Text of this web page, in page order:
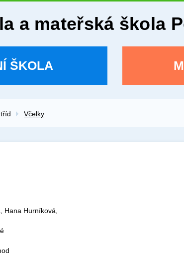
a mateřská škola
ŠKOLA
Včelky
Hana Hurníková,